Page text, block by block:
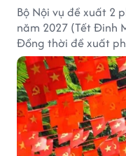
Bộ Nội vụ đề xuất 2
năm 2027 (Tết Đinh
Đồng thời đề xuất
năm 2027 với 4